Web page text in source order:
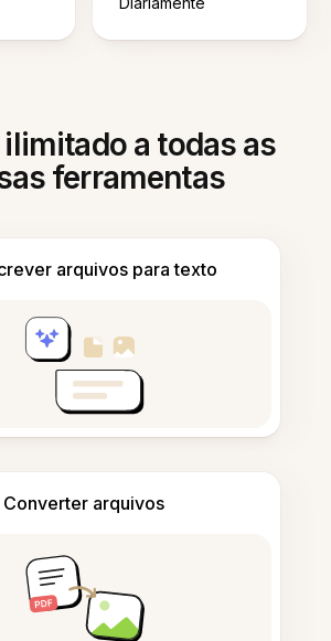
a todas as
ferramentas
arquivos para texto
Converter arquivos